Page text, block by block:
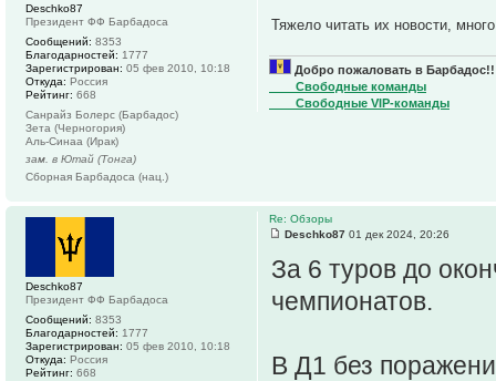
Тяжело читать их новости,
Добро пожаловать в
____Свободные команды
____Свободные VIP-команды
Deschko87
Президент ФФ Барбадоса
Сообщений: 8353
Благодарностей: 1777
Зарегистрирован: 05 фев 2010, 10:18
Откуда: Россия
Рейтинг: 668
Санрайз Болерс (Барбадос)
Зета (Черногория)
Аль-Синаа (Ирак)
зам. в Ютай (Тонга)
Сборная Барбадоса (нац.)
Re: Обзоры
Deschko87 01 дек 2024, 20:26
За 6 туров до
чемпионатов.
В Д1 без
Deschko87
Президент ФФ Барбадоса
Сообщений: 8353
Благодарностей: 1777
Зарегистрирован: 05 фев 2010, 10:18
Откуда: Россия
Рейтинг: 668